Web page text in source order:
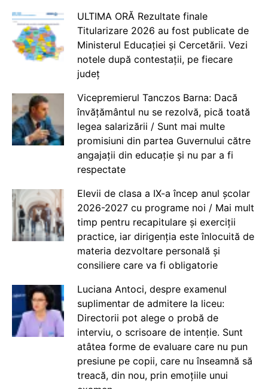
ULTIMA ORĂ Rezultate finale
Titularizare 2026 au fost publicate de
Ministerul Educației și Cercetării. Vezi
notele după contestații, pe fiecare
județ
Vicepremierul Tanczos Barna: Dacă
învățământul nu se rezolvă, pică toată
legea salarizării / Sunt mai multe
promisiuni din partea Guvernului către
angajații din educație și nu par a fi
respectate
Elevii de clasa a IX-a încep anul școlar
2026-2027 cu programe noi / Mai mult
timp pentru recapitulare și exerciții
practice, iar dirigenția este înlocuită de
materia dezvoltare personală și
consiliere care va fi obligatorie
Luciana Antoci, despre examenul
suplimentar de admitere la liceu:
Directorii pot alege o probă de
interviu, o scrisoare de intenție. Sunt
atâtea forme de evaluare care nu pun
presiune pe copii, care nu înseamnă să
treacă, din nou, prin emoțiile unui